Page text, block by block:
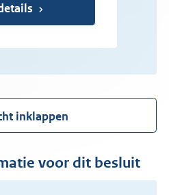
inklappen
voor dit besluit